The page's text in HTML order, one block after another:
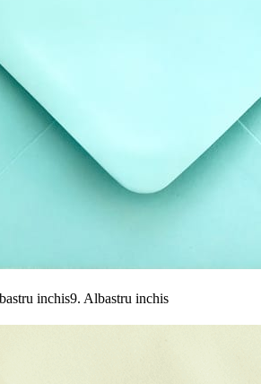
9. Albastru inchis